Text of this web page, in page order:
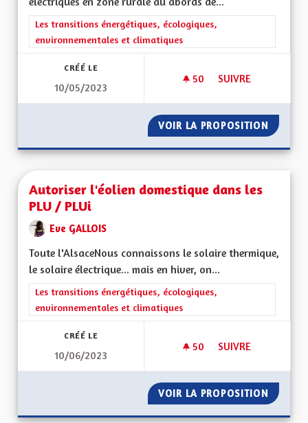
Filtrer les résultats de la catégorie : Les transitions
Les transitions énergétiques, écologiques,
environnementales et climatiques
CRÉÉ LE
10/05/2023
50 50 ABONNÉS
SUIVRE
VOIR LA PROPOSITION
Autoriser l'éolien domestique dans les
PLU / PLUi
Eve GALLOIS
Toute l'AlsaceNous connaissons le solaire thermique,
le solaire électrique... mais en hiver, on...
Filtrer les résultats de la catégorie : Les transitions
Les transitions énergétiques, écologiques,
environnementales et climatiques
CRÉÉ LE
10/06/2023
50 50 ABONNÉS
SUIVRE
VOIR LA PROPOSITION